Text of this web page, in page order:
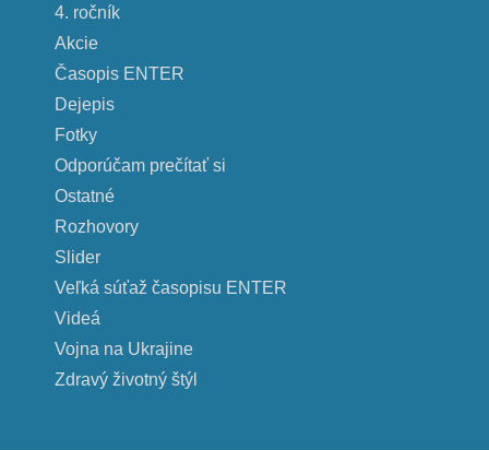
4. ročník
Akcie
Časopis ENTER
Dejepis
Fotky
Odporúčam prečítať si
Ostatné
Rozhovory
Slider
Veľká súťaž časopisu ENTER
Videá
Vojna na Ukrajine
Zdravý životný štýl